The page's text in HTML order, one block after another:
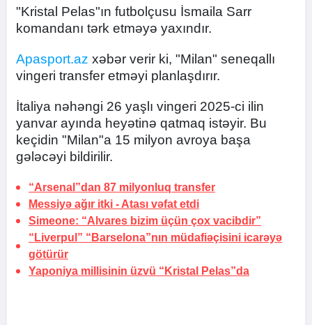
"Kristal Pelas"ın futbolçusu İsmaila Sarr
komandanı tərk etməyə yaxındır.
Apasport.az xəbər verir ki, "Milan" seneqallı
vingeri transfer etməyi planlaşdırır.
İtaliya nəhəngi 26 yaşlı vingeri 2025-ci ilin
yanvar ayında heyətinə qatmaq istəyir. Bu
keçidin "Milan"a 15 milyon avroya başa
gələcəyi bildirilir.
“Arsenal”dan 87 milyonluq transfer
Messiyə ağır itki - Atası vəfat etdi
Simeone: “Alvares bizim üçün çox vacibdir”
“Liverpul” “Barselona”nın müdafiəçisini icarəyə
götürür
Yaponiya millisinin üzvü “Kristal Pelas”da